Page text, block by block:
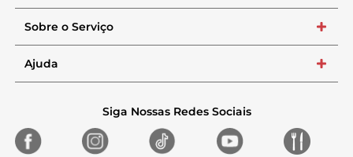
Sobre o Serviço +
Ajuda +
Siga Nossas Redes Sociais